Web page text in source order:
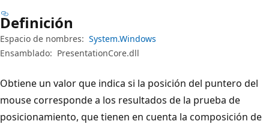
Definición
Espacio de nombres: System.Windows
Ensamblado: PresentationCore.dll
Obtiene un valor que indica si la posición del puntero del
mouse corresponde a los resultados de la prueba de
posicionamiento, que tienen en cuenta la composición de